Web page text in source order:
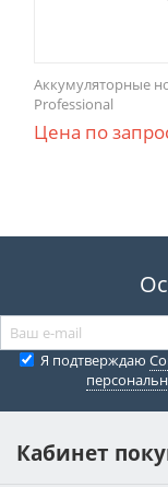
Аккумуляторные
Professional
Цена по
Я подтверждаю
Кабинет